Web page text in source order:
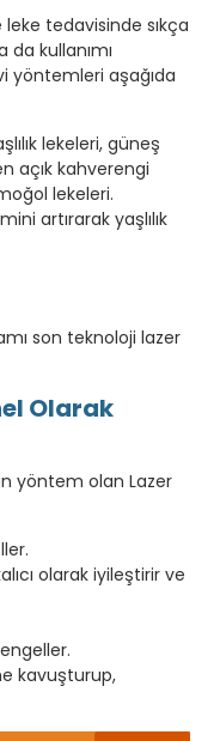
tedavisinde sıkça
da kullanımı
yöntemleri aşağıda
lekeleri, güneş
açık kahverengi
lekeleri.
artırarak yaşlılık
son teknoloji lazer
Olarak
yöntem olan Lazer
olarak iyileştirir ve
kavuşturup,